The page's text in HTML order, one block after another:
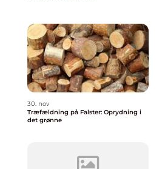
30. nov
Træfældning på Falster: Oprydning i
det grønne